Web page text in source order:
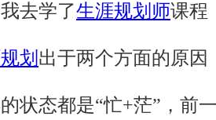
去学了生涯规划师课程
划 出于两个方面的原
状态都是“忙+茫”，前